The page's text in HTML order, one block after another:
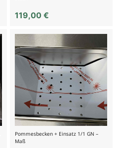
119,00€
Pommesbecken + Einsatz 1/1 GN –
Maß